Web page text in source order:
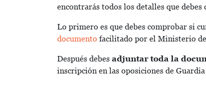
encontrarás todos los detalles que debes
Lo primero es que debes comprobar si
documento facilitado por el Ministerio
Después debes adjuntar toda la
inscripción en las oposiciones de